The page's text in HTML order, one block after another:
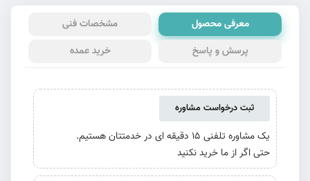
معرفی محصول
مشخصات فنی
پرسش و پاسخ
خرید عمده
ثبت درخواست مشاوره
یک مشاوره تلفنی 15 دقیقه ای در خدمتتان هستیم.
حتی اگر از ما خرید نکنید